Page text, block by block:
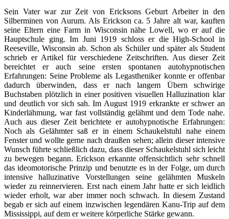
Sein Vater war zur Zeit von Ericksons Geburt Arbeiter in den
Silberminen von Aurum. Als Erickson ca. 5 Jahre alt war, kauften
seine Eltern eine Farm in Wisconsin nähe Lowell, wo er auf die
Hauptschule ging. Im Juni 1919 schloss er die High-School in
Reeseville, Wisconsin ab. Schon als Schüler und später als Student
schrieb er Artikel für verschiedene Zeitschriften. Aus dieser Zeit
bereichtet er auch seine ersten spontanen autohypnotischen
Erfahrungen: Seine Probleme als Legastheniker konnte er offenbar
dadurch überwinden, dass er nach langem Übern schwirige
Buchstaben plötzlich in einer positiven visuellen Halluzination klar
und deutlich vor sich sah. Im August 1919 erkrankte er schwer an
Kinderlähmung, war fast vollständig gelähmt und dem Tode nahe.
Auch aus dieser Zeit berichtete er autohypnotische Erfahrungen:
Noch als Gelähmter saß er in einem Schaukelstuhl nahe einem
Fenster und wollte gerne nach draußen sehen; allein dieser intensive
Wunsch führte schließlich dazu, dass dieser Schaukelstuhl sich leicht
zu bewegen begann. Erickson erkannte offensichtlich sehr schnell
das ideomotorische Prinzip und benutzte es in der Folge, um durch
intensive halluzinative Vorstellungen seine gelähmten Muskeln
wieder zu reinnervieren. Erst nach einem Jahr hatte er sich leidlich
wieder erholt, war aber immer noch schwach. In diesem Zustand
begab er sich auf einem inzwischen legendären Kanu-Trip auf dem
Mississippi, auf dem er weitere körperliche Stärke gewann.